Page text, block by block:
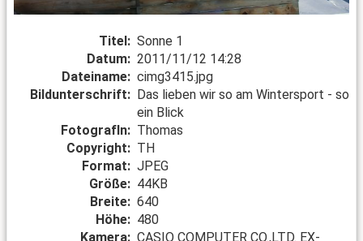
Titel: Sonne 1
Datum: 2011/11/12 14:28
Dateiname: cimg3415.jpg
Bildunterschrift: Das lieben wir so am Wintersport - so
ein Blick
FotografIn: Thomas
Copyright: TH
Format: JPEG
Größe: 44KB
Breite: 640
Höhe: 480
Kamera: CASIO COMPUTER CO.,LTD. EX-